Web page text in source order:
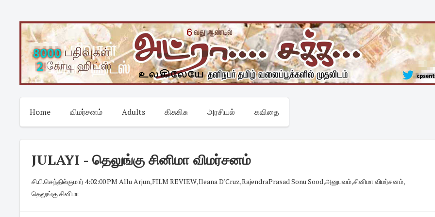
content
Home விமர்சனம் Adults கிசுகிசு அரசியல் கவிதை
JULAYI - தெலுங்கு சினிமா விமர்சனம்
சி.பி.செந்தில்குமார்·4:02:00 PM ·Allu Arjun,FILM REVIEW,Ileana D'Cruz,RajendraPrasad Sonu Sood,அனுபவம்,சினிமா விமர்சனம்,
தெலுங்கு சினிமா